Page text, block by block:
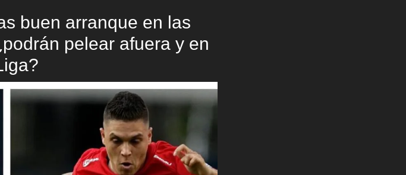
buen arranque en las
pelear afuera y en